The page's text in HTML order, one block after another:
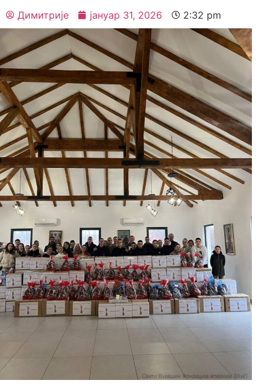
Димитрије јануар 31, 2026 2:32 pm